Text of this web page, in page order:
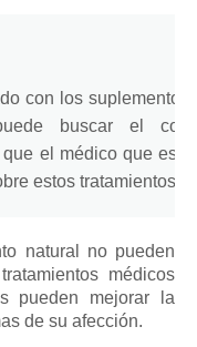
con los
puede buscar el
el médico que
estos tratamientos.
natural no pueden
médicos
pueden mejorar la
de su afección.